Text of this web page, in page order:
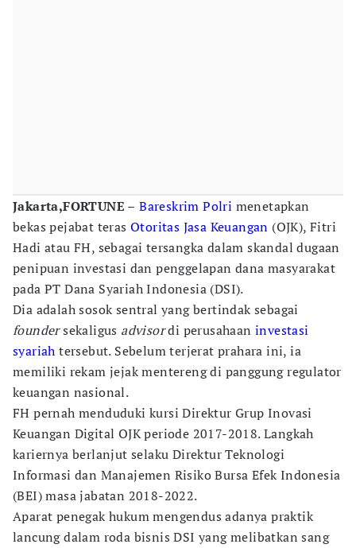
Jakarta,FORTUNE – Bareskrim Polri menetapkan
bekas pejabat teras Otoritas Jasa Keuangan (OJK), Fitri
Hadi atau FH, sebagai tersangka dalam skandal dugaan
penipuan investasi dan penggelapan dana masyarakat
pada PT Dana Syariah Indonesia (DSI).
Dia adalah sosok sentral yang bertindak sebagai
foundersekaligus advisordi perusahaaninvestasi
syariah tersebut. Sebelum terjerat prahara ini, ia
memiliki rekam jejak mentereng di panggung regulator
keuangan nasional.
FH pernah menduduki kursi Direktur Grup Inovasi
Keuangan Digital OJK periode 2017-2018. Langkah
kariernya berlanjut selaku Direktur Teknologi
Informasi dan Manajemen Risiko Bursa Efek Indonesia
(BEI) masa jabatan 2018-2022.
Aparat penegak hukum mengendus adanya praktik
lancung dalam roda bisnis DSI yang melibatkan sang